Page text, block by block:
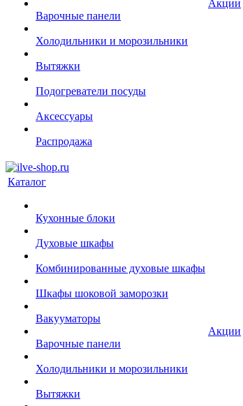
Варочные панели
Холодильники и морозильники
Вытяжки
Подогреватели посуды
Аксессуары
Распродажа
Акции
Каталог
Кухонные блоки
Духовые шкафы
Комбинированные духовые шкафы
Шкафы шоковой заморозки
Вакууматоры
Варочные панели
Холодильники и морозильники
Вытяжки
Акции